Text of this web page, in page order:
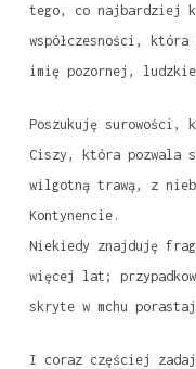
tego, co najbardziej
współczesności,
imię pozornej,
Poszukuję surowości,
Ciszy, która pozwala
wilgotną trawą, z
Kontynencie.
Niekiedy znajduję
więcej lat;
skryte w mchu
I coraz częściej